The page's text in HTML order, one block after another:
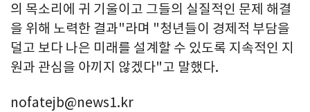
의 목소리에 귀 기울이고 그들의 실질적인 문제 해결
을 위해 노력한 결과"라며 "청년들이 경제적 부담을
덜고 보다 나은 미래를 설계할 수 있도록 지속적인 지
원과 관심을 아끼지 않겠다"고 말했다.
nofatejb@news1.kr